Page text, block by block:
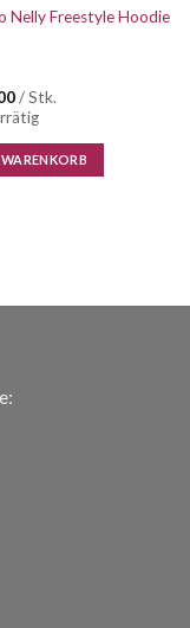
Nelly Freestyle Hoodie
/ Stk.